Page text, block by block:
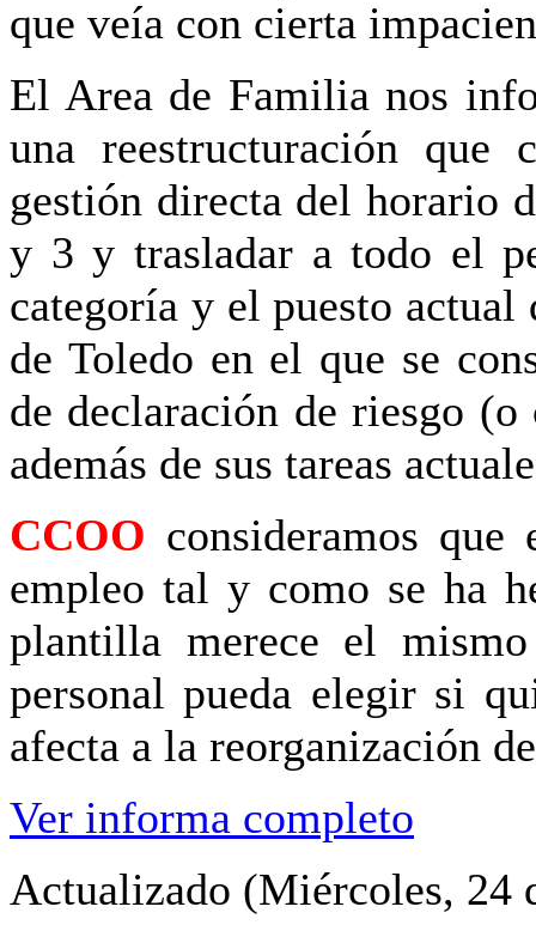
que veía con cierta
El Area de Familia nos
una reestructuración que
gestión directa del horario
y 3 y trasladar a todo el
categoría y el puesto
de Toledo en el que se
de declaración de riesgo
además de sus tareas
CCOO consideramos
empleo tal y como se ha
plantilla merece el
personal pueda elegir si
afecta a la reorganización
Ver informa completo
Actualizado (Miércoles, 24